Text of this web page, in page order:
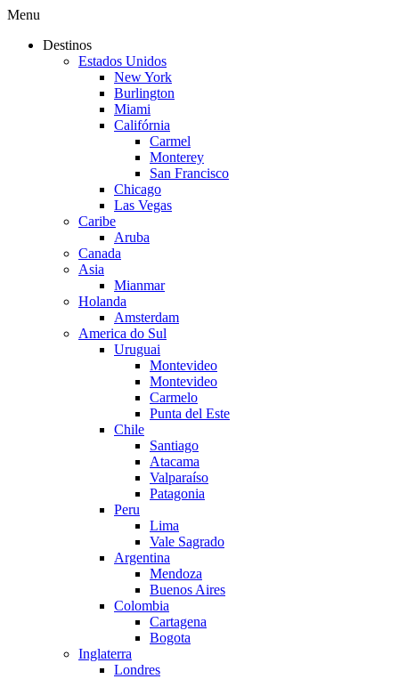
Menu
Destinos
Estados Unidos
New York
Burlington
Miami
Califórnia
Carmel
Monterey
San Francisco
Chicago
Las Vegas
Caribe
Aruba
Canada
Asia
Mianmar
Holanda
Amsterdam
America do Sul
Uruguai
Montevideo
Montevideo
Carmelo
Punta del Este
Chile
Santiago
Atacama
Valparaíso
Patagonia
Peru
Lima
Vale Sagrado
Argentina
Mendoza
Buenos Aires
Colombia
Cartagena
Bogota
Inglaterra
Londres